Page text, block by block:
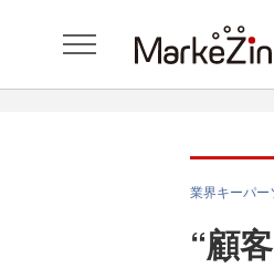
業界キーパ
“顧